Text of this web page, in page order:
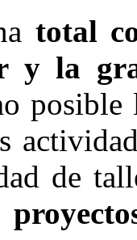
total
y la
posible
de